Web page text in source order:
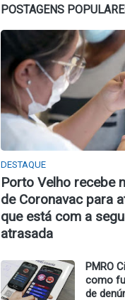
POSTAGENS
DESTAQUE
Porto Velho recebe
de Coronavac para
que está com a
atrasada
PMRO
como
de